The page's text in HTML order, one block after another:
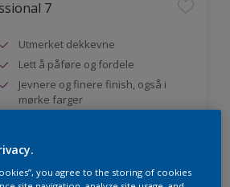
7
Utmerket dekkevne
Lett å påføre og fordele
Jevnere og finere finish, også i
mørke farger
you agree to the storing of cookies